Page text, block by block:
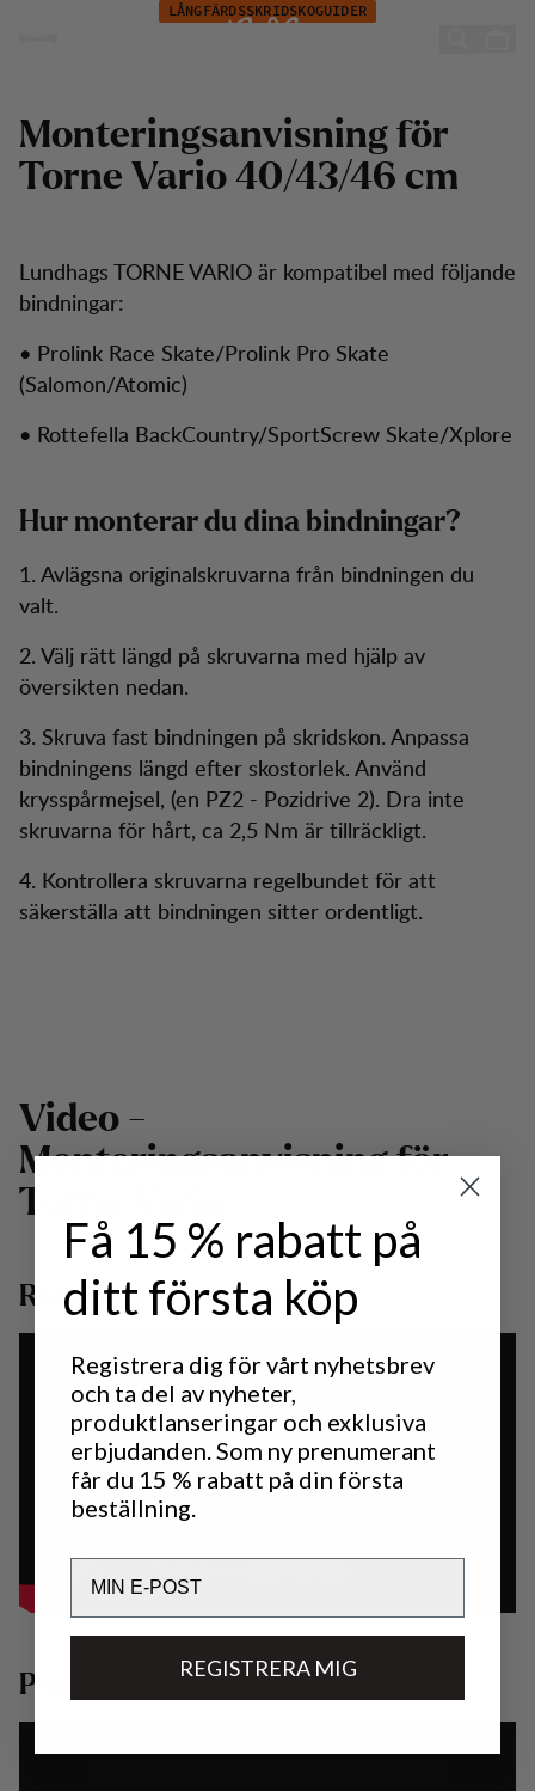
Monteringsanvisning för Torne Vario
LÅNGFÄRDSSKRIDSKOGUIDER
Monteringsanvisning för
Torne Vario 40/43/46 cm
Lundhags TORNE VARIO är kompatibel med följande
bindningar:
• Prolink Race Skate/Prolink Pro Skate
(Salomon/Atomic)
• Rottefella BackCountry/SportScrew Skate/Xplore
Hur monterar du dina bindningar?
1. Avlägsna originalskruvarna från bindningen du
valt.
2. Välj rätt längd på skruvarna med hjälp av
översikten nedan.
3. Skruva fast bindningen på skridskon. Anpassa
bindningens längd efter skostorlek. Använd
krysspårmejsel, (en PZ2 - Pozidrive 2). Dra inte
skruvarna för hårt, ca 2,5 Nm är tillräckligt.
4. Kontrollera skruvarna regelbundet för att
säkerställa att bindningen sitter ordentligt.
Video -
Monteringsanvisning för
Torne Vario
Rottefella BackCountry
Prolink
Få 15 % rabatt på
ditt första köp
Registrera dig för vårt nyhetsbrev
och ta del av nyheter,
produktlanseringar och exklusiva
erbjudanden. Som ny prenumerant
får du 15 % rabatt på din första
beställning.
REGISTRERA MIG